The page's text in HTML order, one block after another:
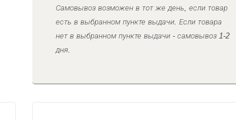
Самовывоз возможен в тот же день, если товар
есть в выбранном пункте выдачи. Если товара
нет в выбранном пункте выдачи - самовывоз 1-2
дня.